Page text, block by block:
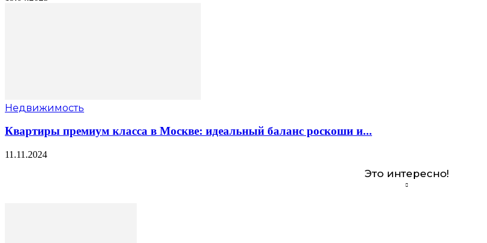
Недвижимость
Квартиры премиум класса в Москве: идеальный баланс роскоши и...
11.11.2024
Это интересно!